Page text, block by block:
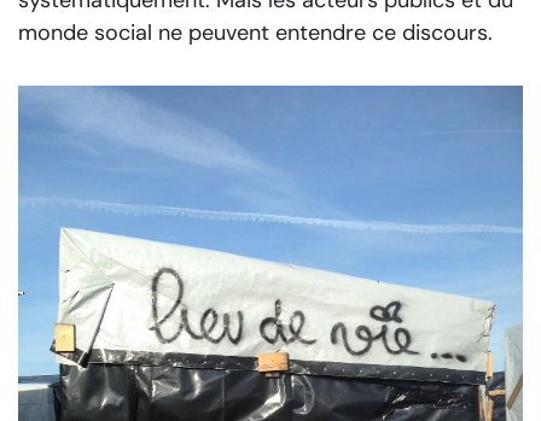
monde social ne peuvent entendre ce discours.